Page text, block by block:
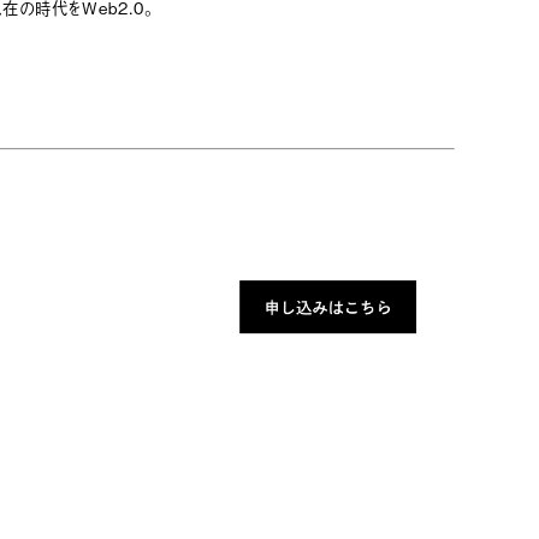
在の時代をWeb2.0。